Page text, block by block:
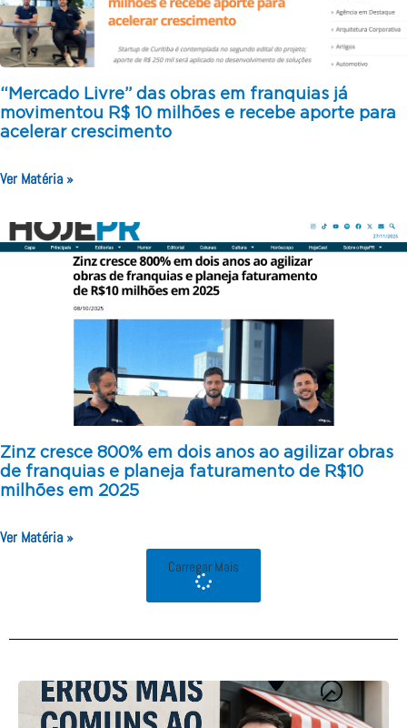
“Mercado Livre” das obras em franquias já
movimentou R$ 10 milhões e recebe aporte para
acelerar crescimento
Ver Matéria »
Zinz cresce 800% em dois anos ao agilizar obras
de franquias e planeja faturamento de R$10
milhões em 2025
Ver Matéria »
Carregar Mais